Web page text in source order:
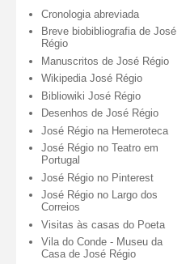
Cronologia abreviada
Breve biobibliografia de José
Régio
Manuscritos de José Régio
Wikipedia José Régio
Bibliowiki José Régio
Desenhos de José Régio
José Régio na Hemeroteca
José Régio no Teatro em
Portugal
José Régio no Pinterest
José Régio no Largo dos
Correios
Visitas às casas do Poeta
Vila do Conde - Museu da
Casa de José Régio